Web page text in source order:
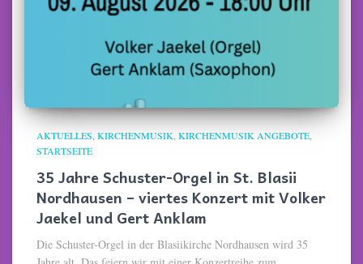
AKTUELLES KIRCHENMUSIK KIRCHENMUSIK ANGEBOTE
STARTSEITE
35 Jahre Schuster-Orgel in St. Blasii
Nordhausen – viertes Konzert mit Volker
Jaekel und Gert Anklam
Die Schuster-Orgel in der Blasiikirche Nordhausen wird 35